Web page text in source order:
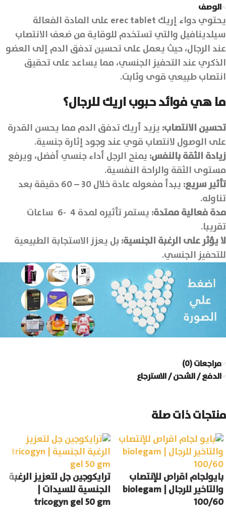
الوصف
يحتوي دواء إريك erec tablet على المادة الفعالة
سيلدينافيل والتي تستخدم للوقاية من ضعف الانتصاب
عند الرجال، حيث يعمل على تحسين تدفق الدم إلى العضو
الذكري عند التحفيز الجنسي، مما يساعد على تحقيق
انتصاب طبيعي قوى وثابت.
ما هي فوائد حبوب اريك للرجال؟
تحسين الانتصاب: يزيد أريك تدفق الدم مما يحسن القدرة
على الوصول لانتصاب قوي عند وجود إثارة جنسية.
زيادة الثقة بالنفس: يمنح الرجل أداء جنسي أفضل، ويرفع
مستوى الثقة والراحة النفسية.
تأثير سريع:
يبدأ مفعوله عادة خلال 30 – 60 دقيقة بعد
تناوله.
مدة فعالية ممتدة:
يستمر تأثيره لمدة 4 -6 ساعات
تقريبا.
لا يؤثر على الرغبة الجنسية: بل يعزز الاستجابة الطبيعية
للتحفيز الجنسي.
مراجعات (0)
الدفع / الشحن / الاسترجاع
منتجات ذات صلة
بايولجام اقراص للإنتصاب
والتاخير للرجال | biolegam
100/60
ترايكوجين جل لتعزيز الرغبة
الجنسية للسيدات |
tricogyn gel 50 gm